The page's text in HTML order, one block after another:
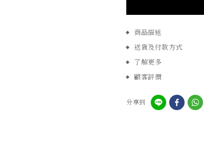
商品描述
送貨及付款方式
了解更多
顧客評價
分享到